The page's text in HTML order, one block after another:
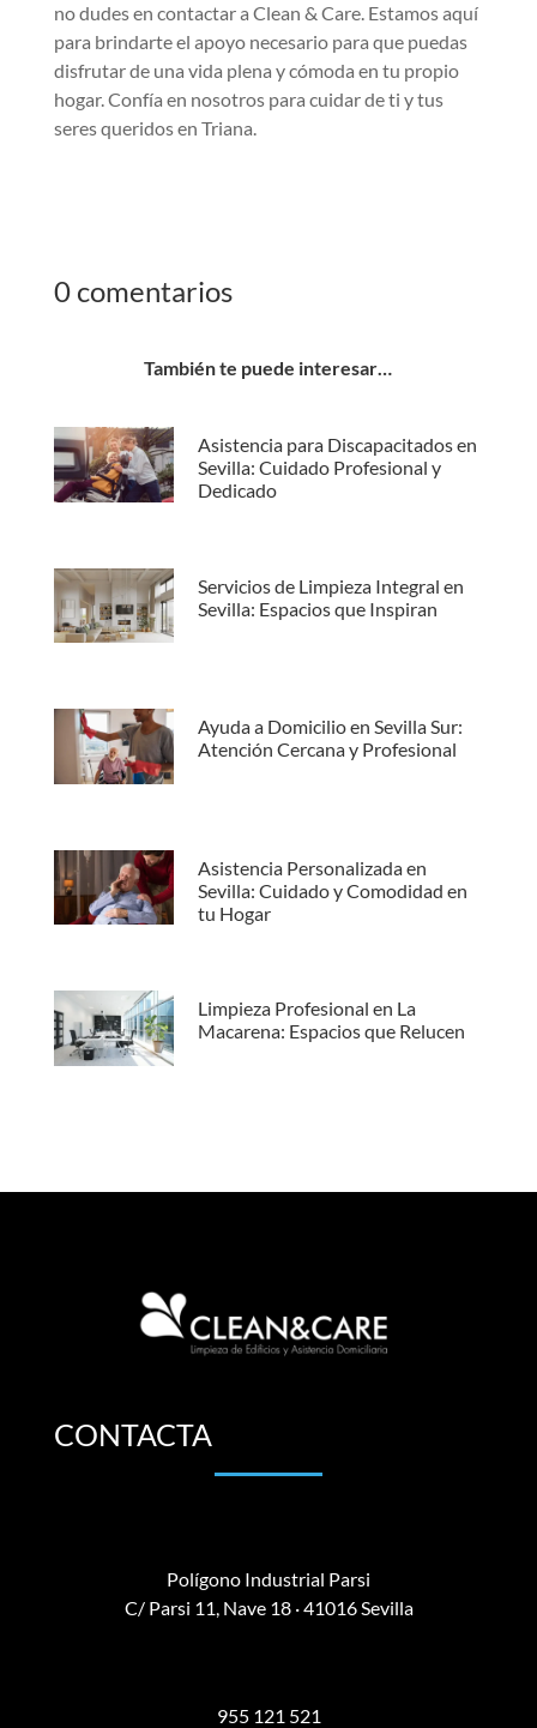
no dudes en contactar a Clean & Care. Estamos aquí
para brindarte el apoyo necesario para que puedas
disfrutar de una vida plena y cómoda en tu propio
hogar. Confía en nosotros para cuidar de ti y tus
seres queridos en Triana.
0 comentarios
También te puede interesar…
Asistencia para Discapacitados en
Sevilla: Cuidado Profesional y
Dedicado
Servicios de Limpieza Integral en
Sevilla: Espacios que Inspiran
Ayuda a Domicilio en Sevilla Sur:
Atención Cercana y Profesional
Asistencia Personalizada en
Sevilla: Cuidado y Comodidad en
tu Hogar
Limpieza Profesional en La
Macarena: Espacios que Relucen
CONTACTA
Polígono Industrial Parsi
C/ Parsi 11, Nave 18 · 41016 Sevilla
955 121 521